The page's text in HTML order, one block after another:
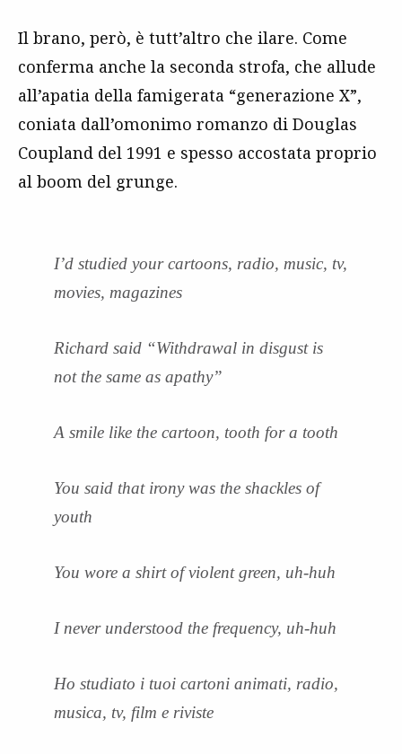
Il brano, però, è tutt’altro che ilare. Come
conferma anche la seconda strofa, che allude
all’apatia della famigerata “generazione X”,
coniata dall’omonimo romanzo di Douglas
Coupland del 1991 e spesso accostata proprio
al boom del grunge.
I’d studied your cartoons, radio, music, tv,
movies, magazines
Richard said “Withdrawal in disgust is
not the same as apathy”
A smile like the cartoon, tooth for a tooth
You said that irony was the shackles of
youth
You wore a shirt of violent green, uh-huh
I never understood the frequency, uh-huh
Ho studiato i tuoi cartoni animati, radio,
musica, tv, film e riviste